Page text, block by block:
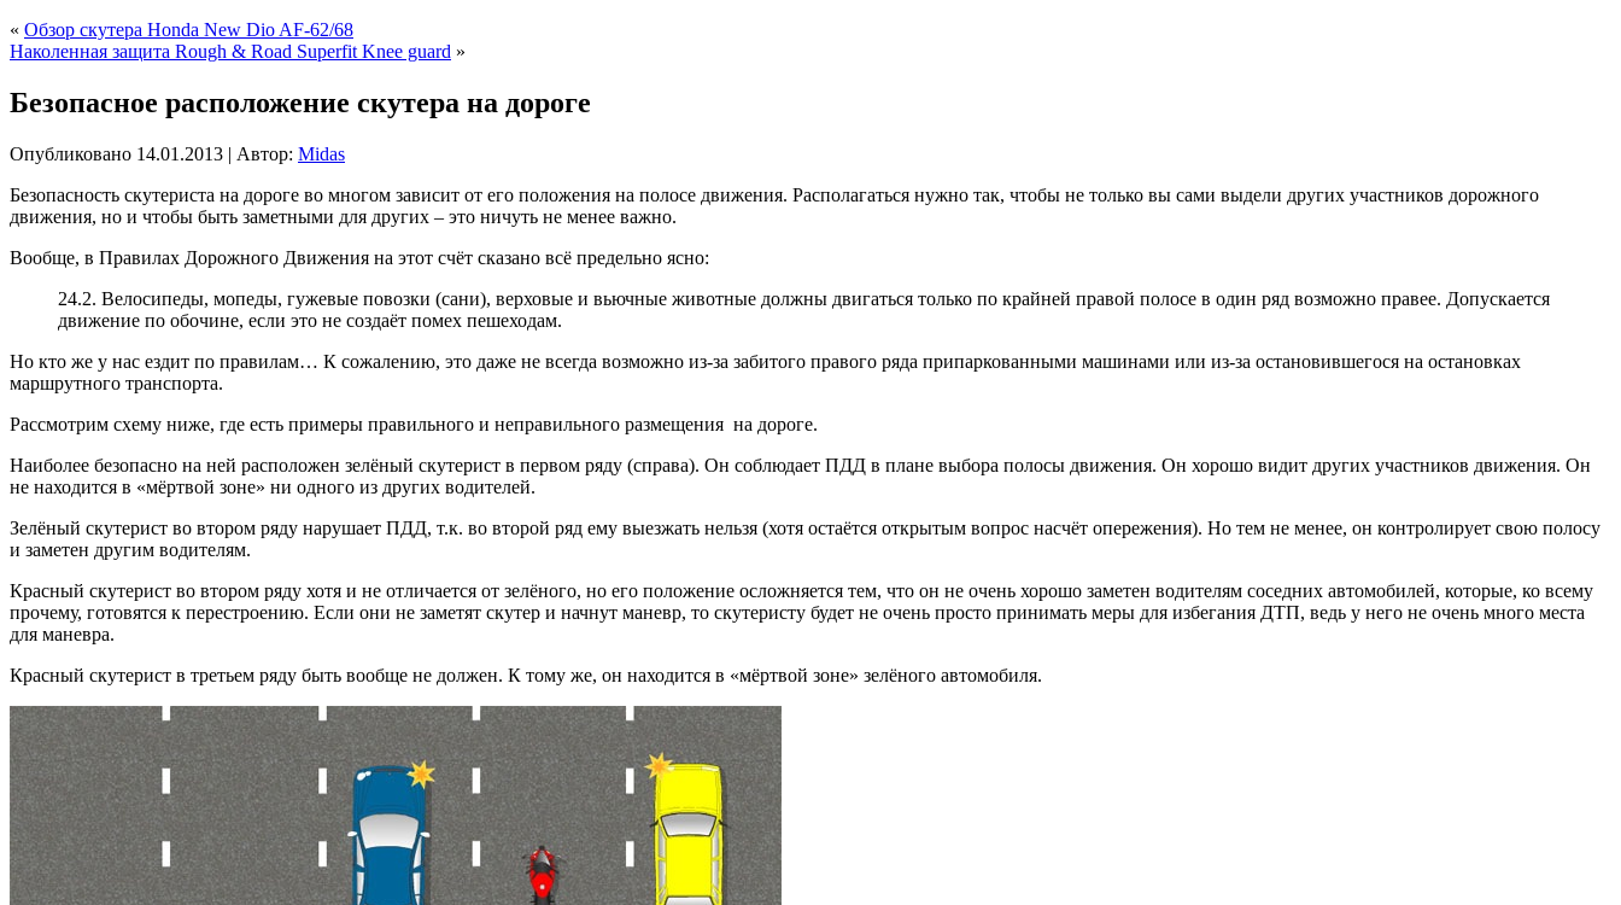
« Обзор скутера Honda New Dio AF-62/68
Наколенная защита Rough & Road Superfit Knee guard »
Безопасное расположение скутера на дороге
Опубликовано 14.01.2013 | Автор: Midas
Безопасность скутериста на дороге во многом зависит от его положения на полосе движения. Располагаться нужно так, чтобы не только вы сами выдели других участников дорожного
движения, но и чтобы быть заметными для других – это ничуть не менее важно.
Вообще, в Правилах Дорожного Движения на этот счёт сказано всё предельно ясно:
24.2. Велосипеды, мопеды, гужевые повозки (сани), верховые и вьючные животные должны двигаться только по крайней правой полосе в один ряд возможно правее. Допускается
движение по обочине, если это не создаёт помех пешеходам.
Но кто же у нас ездит по правилам… К сожалению, это даже не всегда возможно из-за забитого правого ряда припаркованными машинами или из-за остановившегося на остановках
маршрутного транспорта.
Рассмотрим схему ниже, где есть примеры правильного и неправильного размещения на дороге.
Наиболее безопасно на ней расположен зелёный скутерист в первом ряду (справа). Он соблюдает ПДД в плане выбора полосы движения. Он хорошо видит других участников движения. Он
не находится в «мёртвой зоне» ни одного из других водителей.
Зелёный скутерист во втором ряду нарушает ПДД, т.к. во второй ряд ему выезжать нельзя (хотя остаётся открытым вопрос насчёт опережения). Но тем не менее, он контролирует свою полосу
и заметен другим водителям.
Красный скутерист во втором ряду хотя и не отличается от зелёного, но его положение осложняется тем, что он не очень хорошо заметен водителям соседних автомобилей, которые, ко всему
прочему, готовятся к перестроению. Если они не заметят скутер и начнут маневр, то скутеристу будет не очень просто принимать меры для избегания ДТП, ведь у него не очень много места
для маневра.
Красный скутерист в третьем ряду быть вообще не должен. К тому же, он находится в «мёртвой зоне» зелёного автомобиля.